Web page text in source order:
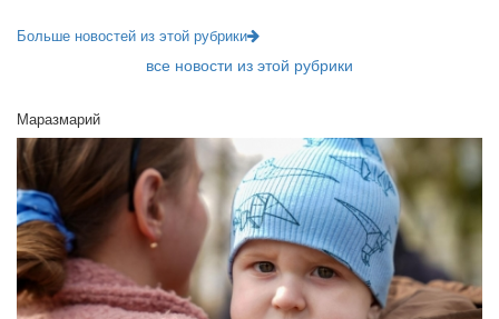
Больше новостей из этой рубрики
все новости из этой рубрики
Маразмарий